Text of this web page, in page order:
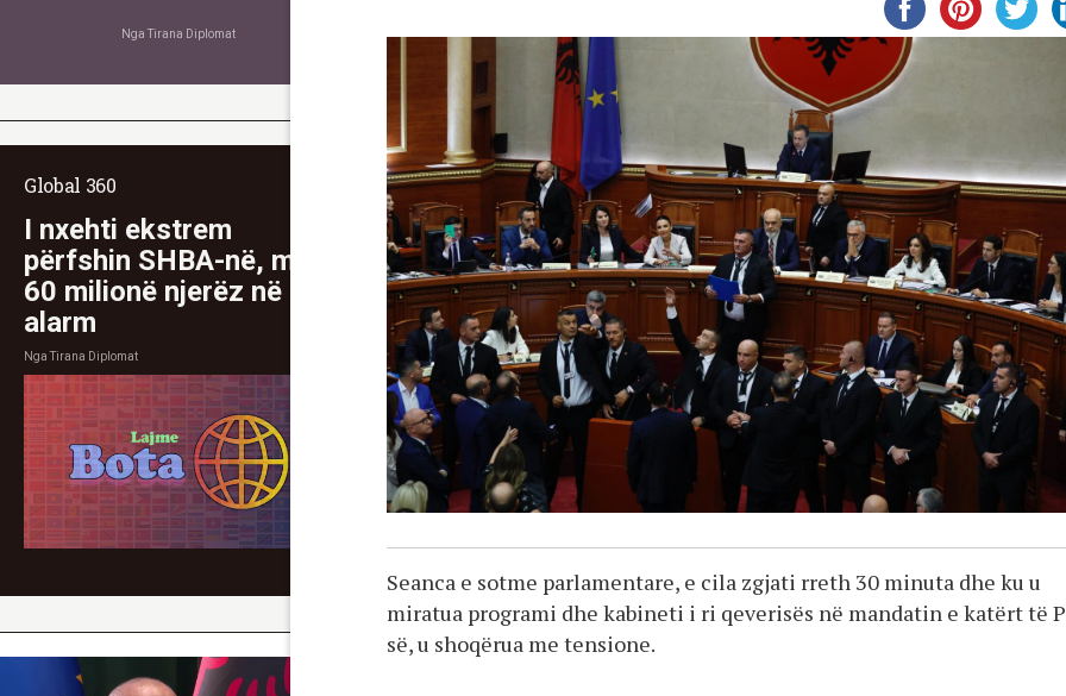
Seanca e sotme parlamentare, e cila zgjati rreth 30 minuta dhe ku u
miratua programi dhe kabineti i ri qeverisës në mandatin e katërt të
së, u shoqërua me tensione.
Nga Tirana Diplomat
Global 360
I nxehti ekstrem
përfshin SHBA-në, mbi
60 milionë njerëz në
alarm
NgaTirana Diplomat